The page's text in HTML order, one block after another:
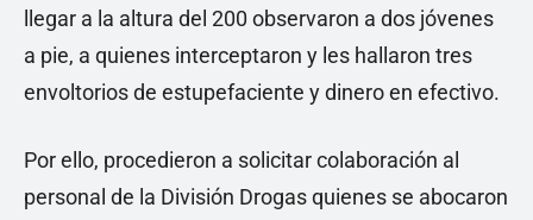
llegar a la altura del 200 observaron a dos jóvenes
a pie, a quienes interceptaron y les hallaron tres
envoltorios de estupefaciente y dinero en efectivo.
Por ello, procedieron a solicitar colaboración al
personal de la División Drogas quienes se abocaron